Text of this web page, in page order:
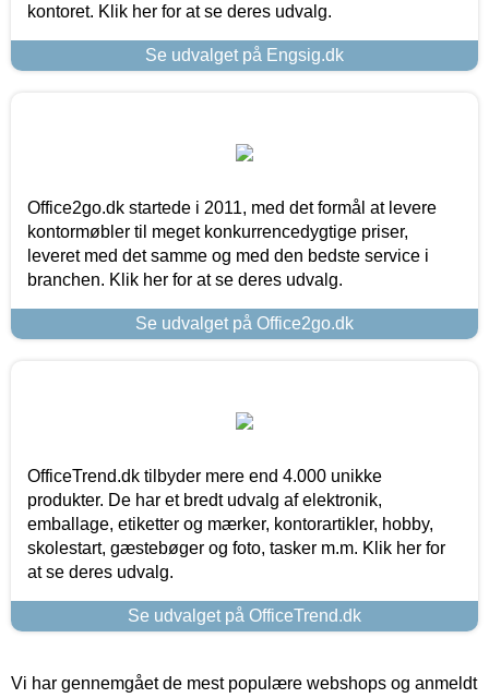
kontoret. Klik her for at se deres udvalg.
Se udvalget på Engsig.dk
Office2go.dk startede i 2011, med det formål at levere
kontormøbler til meget konkurrencedygtige priser,
leveret med det samme og med den bedste service i
branchen. Klik her for at se deres udvalg.
Se udvalget på Office2go.dk
OfficeTrend.dk tilbyder mere end 4.000 unikke
produkter. De har et bredt udvalg af elektronik,
emballage, etiketter og mærker, kontorartikler, hobby,
skolestart, gæstebøger og foto, tasker m.m. Klik her for
at se deres udvalg.
Se udvalget på OfficeTrend.dk
Vi har gennemgået de mest populære webshops og anmeldt